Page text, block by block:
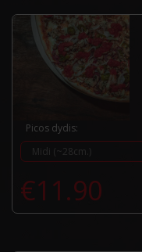
Picos dydis:
€11.90